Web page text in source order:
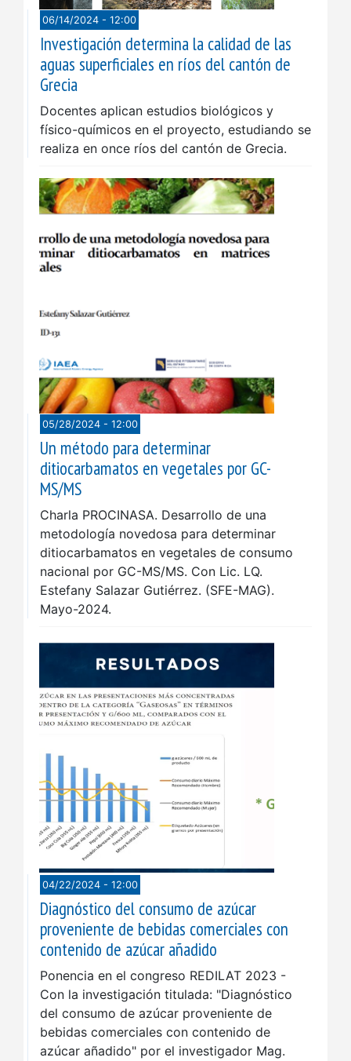
06/14/2024 - 12:00
Investigación determina la calidad de las
aguas superficiales en ríos del cantón de
Grecia
Docentes aplican estudios biológicos y
físico-químicos en el proyecto, estudiando se
realiza en once ríos del cantón de Grecia.
05/28/2024 - 12:00
Un método para determinar
ditiocarbamatos en vegetales por GC-
MS/MS
Charla PROCINASA. Desarrollo de una
metodología novedosa para determinar
ditiocarbamatos en vegetales de consumo
nacional por GC-MS/MS. Con Lic. LQ.
Estefany Salazar Gutiérrez. (SFE-MAG).
Mayo-2024.
04/22/2024 - 12:00
Diagnóstico del consumo de azúcar
proveniente de bebidas comerciales con
contenido de azúcar añadido
Ponencia en el congreso REDILAT 2023 -
Con la investigación titulada: "Diagnóstico
del consumo de azúcar proveniente de
bebidas comerciales con contenido de
azúcar añadido" por el investigador Mag.